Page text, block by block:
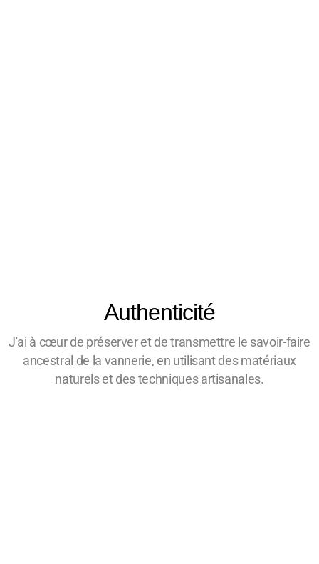
Authenticité
J'ai à cœur de préserver et de transmettre le savoir-faire
ancestral de la vannerie, en utilisant des matériaux
naturels et des techniques artisanales.